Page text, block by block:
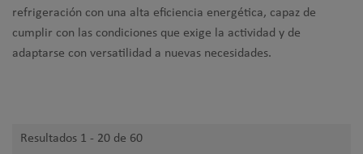
Elaboración de un esquema de la instalación frigorífica
atendiendo a la normativa de seguridad. Se definirá según
las preferencias del cliente, la función que tenga que
y se estima el coste de la instalación, para ya comenzar
refrigeración con una alta eficiencia energética, capaz de
cumplir con las condiciones que exige la actividad y de
adaptarse con versatilidad a nuevas necesidades.
Resultados 1 - 20 de 60